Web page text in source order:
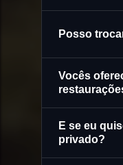
Posso
Vocês
E se eu
privado?